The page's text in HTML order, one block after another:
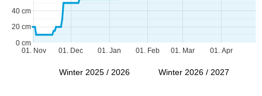
01. Nov 01. Dec 01. Jan 01. Feb 01. Mar 01. Apr
0 cm
20 cm
40 cm
Winter 2025 / 2026 Winter 2026 / 2027